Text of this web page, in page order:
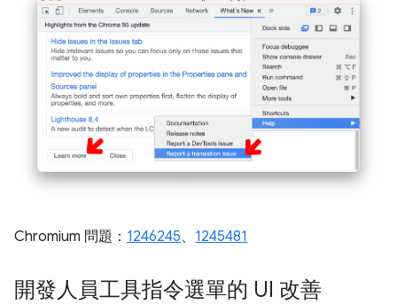
Chromium 問題： 1246245、 1245481
開發人員工具指令選單的 UI 改善